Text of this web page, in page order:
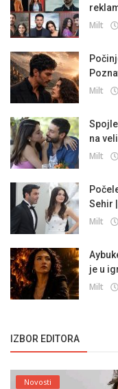
Milt
Milt
na
Milt
Sehir
Milt
je u
Milt
IZBOR EDITORA
Novosti